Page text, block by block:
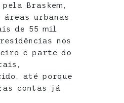
Braskem,
áreas urbanas
de 55 mil
nos
e parte do
até porque
contas já